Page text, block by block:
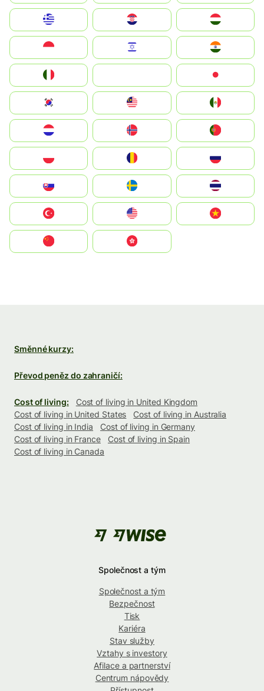
Magyarország
South Korea
United States
中國香港特別行政區
Směnné kurzy:
Převod peněz do zahraničí:
Cost of living:
Cost of living in United Kingdom
Cost of living in United States
Cost of living in Australia
Cost of living in India
Cost of living in Germany
Cost of living in France
Cost of living in Spain
Cost of living in Canada
Společnost a tým
Společnost a tým
Bezpečnost
Tisk
Kariéra
Stav služby
Vztahy s investory
Afilace a partnerství
Centrum nápovědy